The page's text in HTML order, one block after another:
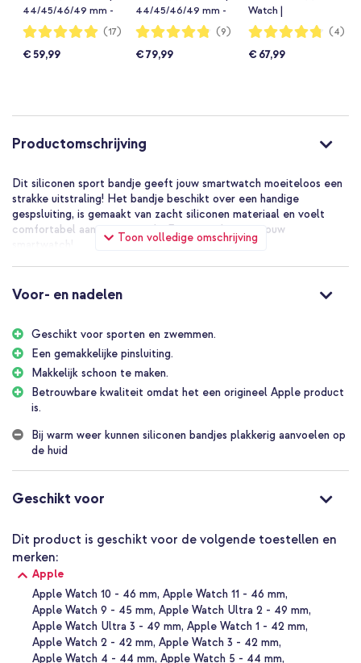
44/45/46/49 mm -
Ultra Orange
Waardering:
100%
(17)
€ 59,99
44/45/46/49 mm -
Magma
Waardering:
96%
(9)
€ 79,99
Watch |
44/45/46/49 mm -
Waardering:
95%
(4)
€ 67,99
Productomschrijving
Toon volledige omschrijving
Dit siliconen sport bandje geeft jouw smartwatch moeiteloos een
strakke uitstraling! Het bandje beschikt over een handige
gespsluiting, is gemaakt van zacht siliconen materiaal en voelt
comfortabel aan op jouw pols. Een aanrader voor jouw
Voor- en nadelen
Geschikt voor sporten en zwemmen.
Een gemakkelijke pinsluiting.
Makkelijk schoon te maken.
Betrouwbare kwaliteit omdat het een origineel Apple product
is.
Bij warm weer kunnen siliconen bandjes plakkerig aanvoelen op
de huid
Geschikt voor
Dit product is geschikt voor de volgende toestellen en
merken:
Apple
Apple Watch 10 - 46 mm Apple Watch 11 - 46 mm
Apple Watch 9 - 45 mm Apple Watch Ultra 2 - 49 mm
Apple Watch Ultra 3 - 49 mm Apple Watch 1 - 42 mm
Apple Watch 2 - 42 mm Apple Watch 3 - 42 mm
Apple Watch 4 - 44 mm Apple Watch 5 - 44 mm